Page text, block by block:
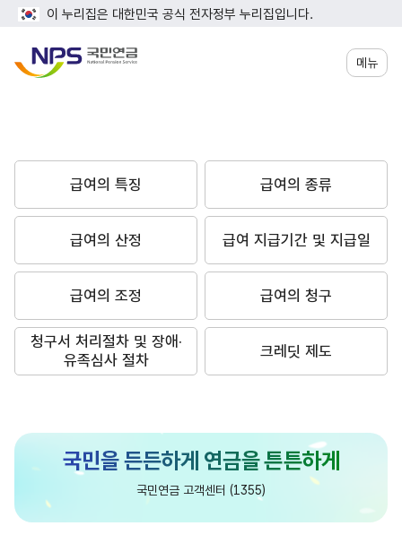
이 누리집은 대한민국 공식 전자정부 누리집입니다.
메뉴
급여의 특징 급여의 종류
급여의 산정 급여 지급기간 및 지급일
급여의 조정 급여의 청구
청구서 처리절차 및 장애·
유족심사 절차
크레딧 제도
국민연금 고객센터 (1355)